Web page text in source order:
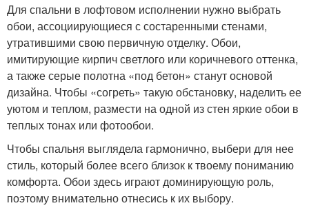
Для спальни в лофтовом исполнении нужно выбрать
обои, ассоциирующиеся с состаренными стенами,
утратившими свою первичную отделку. Обои,
имитирующие кирпич светлого или коричневого оттенка,
а также серые полотна «под бетон» станут основой
дизайна. Чтобы «согреть» такую обстановку, наделить ее
уютом и теплом, размести на одной из стен яркие обои в
теплых тонах или фотообои.
Чтобы спальня выглядела гармонично, выбери для нее
стиль, который более всего близок к твоему пониманию
комфорта. Обои здесь играют доминирующую роль,
поэтому внимательно отнесись к их выбору.